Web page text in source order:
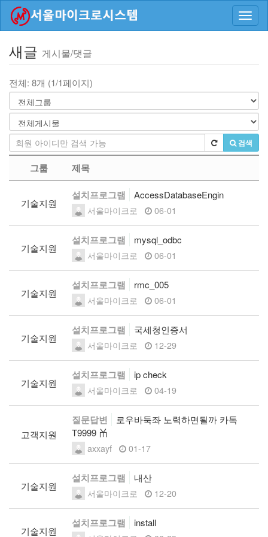
새글 게시물/댓글
전체: 8개 (1/1페이지)
검색
그룹 제목
기술지원
설치프로그램 AccessDatabaseEngin
서울마이크로 06-01
기술지원
설치프로그램 mysql_odbc
서울마이크로 06-01
기술지원
설치프로그램 rmc_005
서울마이크로 06-01
기술지원
설치프로그램 국세청인증서
서울마이크로 12-29
기술지원
설치프로그램 ip check
서울마이크로 04-19
고객지원
질문답변
로우바둑좌 노력하면될까 카톡
T9999 ㆰ
axxayf 01-17
기술지원
설치프로그램 내산
서울마이크로 12-20
기술지원
설치프로그램 install